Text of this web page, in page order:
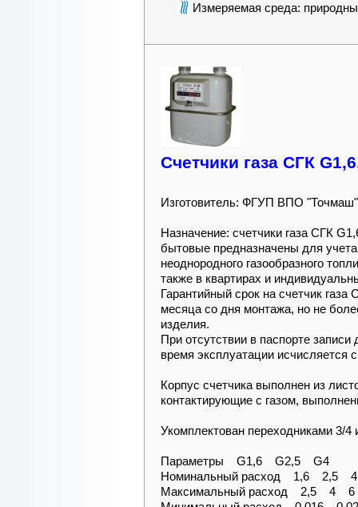
Измеряемая среда:
Cчетчики газа СГК
Изготовитель: ФГУП ВПО
Назначение: счетчики газа СГК
бытовые предназначены для учета
неоднородного газообразного
также в квартирах и
Гарантийный срок на счетчик газа
месяца со дня монтажа, но не
изделия.
При отсутствии в паспорте
время эксплуатации исчисляется
Корпус счетчика выполнен из
контактирующие с газом,
Укомплектован переходниками 3/4
Параметры G1,6 G2,5 G4
Номинальный расход 1,6 2,5 4
Максимальный расход 2,5 4 6